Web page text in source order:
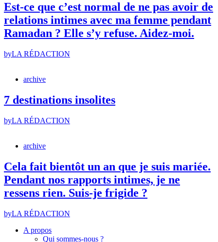
Est-ce que c’est normal de ne pas avoir de
relations intimes avec ma femme pendant
Ramadan ? Elle s’y refuse. Aidez-moi.
byLA RÉDACTION
archive
7 destinations insolites
byLA RÉDACTION
archive
Cela fait bientôt un an que je suis mariée.
Pendant nos rapports intimes, je ne
ressens rien. Suis-je frigide ?
byLA RÉDACTION
A propos
Qui sommes-nous ?